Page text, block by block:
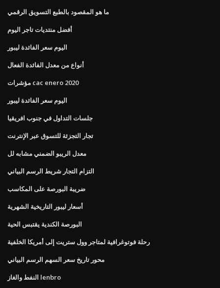
ما هو المقصود بالطبع التسويق الرقمي
أفضل منتديات تاجر اليوم
اليوم سعر الفائدة ليبور
أنواع من معدل الفائدة الفعال
مؤشرات cac enero 2020
اليوم سعر الفائدة ليبور
جلسات التداول في جنوب افريقيا
تجار التجزئة للتسوق عبر الإنترنت
معدل الريبو الضمني مشابه لل
التزام التجار شريط الرسم البياني
ضريبة البورصة على المكاسب
أسعار ليبور التاريخية الشهرية
البورصة الكندية يقتبس الحية
رحلة فوتوغرافية لمتاجر وول ستريت إلى أمريكا الخلفية
محور تاريخ سعر السهم الرسم البياني
النفط والغاز lenbro